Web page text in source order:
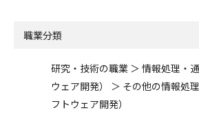
職業分類
研究・技術の職業 ＞ 情報処理・
ウェア開発） ＞ その他の情報処
フトウェア開発）